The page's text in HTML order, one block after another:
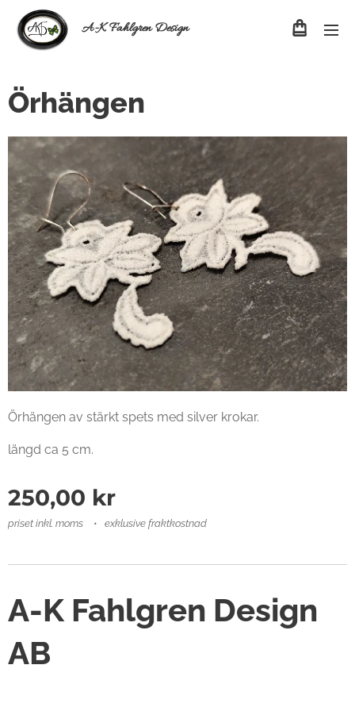
A-K Fahlgren Design
Örhängen
Örhängen av stärkt spets med silver krokar.
längd ca 5 cm.
250,00 kr
priset inkl. moms exklusive fraktkostnad
A-K Fahlgren Design
AB